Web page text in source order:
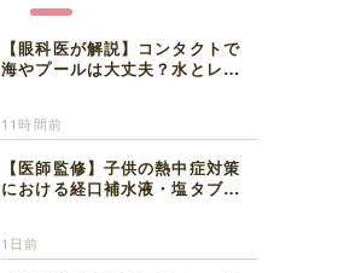
【眼科医が解説】コンタクトで
海やプールは大丈夫？水とレン
11時間前
【医師監修】子供の熱中症対策
における経口補水液・塩タブレ
1日前